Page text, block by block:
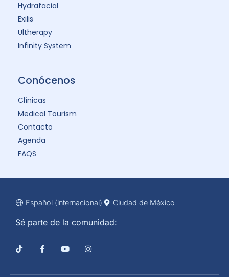
Hydrafacial
Exilis
Ultherapy
Infinity System
Conócenos
Clínicas
Medical Tourism
Contacto
Agenda
FAQS
Español (internacional) Ciudad de México
Sé parte de la comunidad: